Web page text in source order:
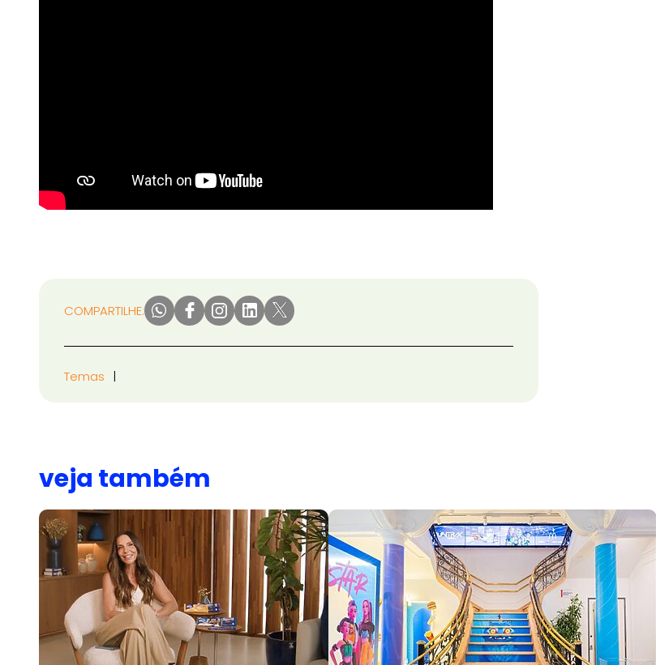
COMPARTILHE:
Temas
veja também